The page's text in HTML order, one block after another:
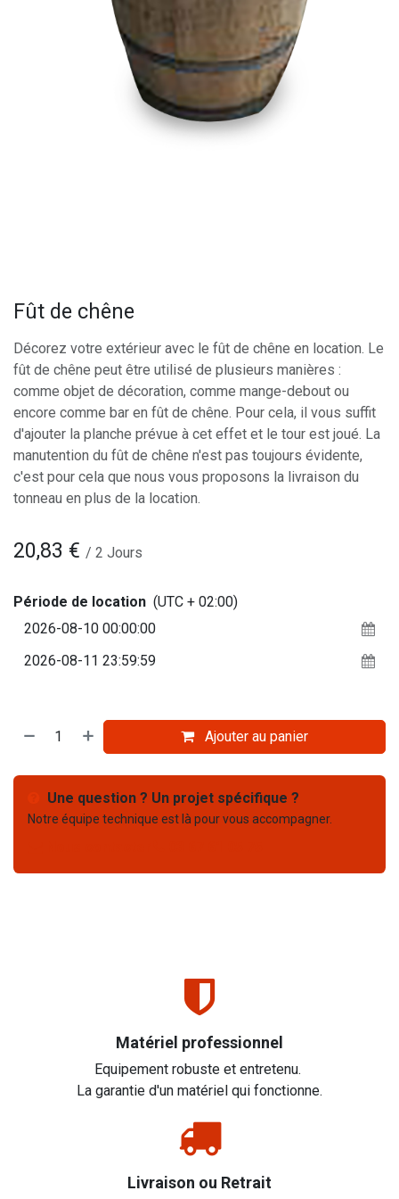
Fût de chêne
Décorez votre extérieur avec le fût de chêne en location. Le
fût de chêne peut être utilisé de plusieurs manières :
comme objet de décoration, comme mange-debout ou
encore comme bar en fût de chêne. Pour cela, il vous suffit
d'ajouter la planche prévue à cet effet et le tour est joué. La
manutention du fût de chêne n'est pas toujours évidente,
c'est pour cela que nous vous proposons la livraison du
tonneau en plus de la location.
20,83 € / 2 Jours
Période de location (UTC + 02:00)
Ajouter au panier
Une question ? Un projet spécifique ?
Notre équipe technique est là pour vous accompagner.
Matériel professionnel
Equipement robuste et entretenu.
La garantie d'un matériel qui fonctionne.
Livraison ou Retrait